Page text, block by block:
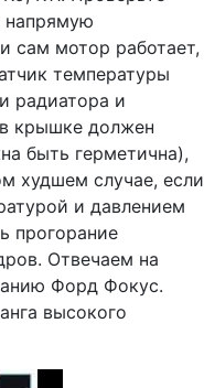
напрямую
сам мотор работает,
температуры
радиатора и
крышке должен
быть герметична),
худшем случае, если
и давлением
прогорание
Отвечаем на
Форд Фокус.
высокого